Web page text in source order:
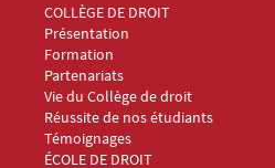
Menu Footer Collège et École de droit 1
COLLÈGE DE DROIT
Présentation
Formation
Partenariats
Vie du Collège de droit
Réussite de nos étudiants
Témoignages
Menu Footer Collège et École de droit 2
ÉCOLE DE DROIT